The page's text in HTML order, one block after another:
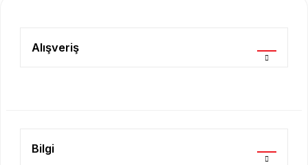
Ürün açıklamasında eksik bilgiler bulunuyor.
Alışveriş
Bilgi